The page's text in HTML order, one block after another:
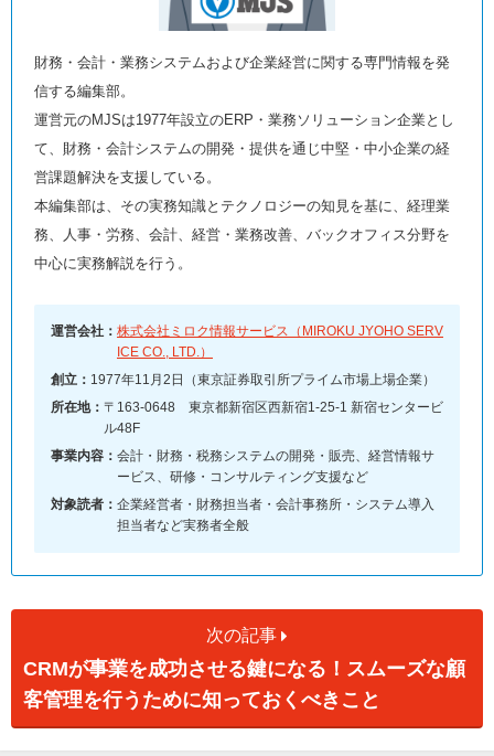
財務・会計・業務システムおよび企業経営に関する専門情報を発
信する編集部。
運営元のMJSは1977年設立のERP・業務ソリューション企業とし
て、財務・会計システムの開発・提供を通じ中堅・中小企業の経
営課題解決を支援している。
本編集部は、その実務知識とテクノロジーの知見を基に、経理業
務、人事・労務、会計、経営・業務改善、バックオフィス分野を
中心に実務解説を行う。
運営会社： 株式会社ミロク情報サービス（MIROKU JYOHO SERV
ICE CO., LTD.）
創立： 1977年11月2日（東京証券取引所プライム市場上場企業）
所在地： 〒163-0648 東京都新宿区西新宿1-25-1 新宿センタービ
ル48F
事業内容： 会計・財務・税務システムの開発・販売、経営情報サ
ービス、研修・コンサルティング支援など
対象読者： 企業経営者・財務担当者・会計事務所・システム導入
担当者など実務者全般
次の記事
CRMが事業を成功させる鍵になる！スムーズな顧
客管理を行うために知っておくべきこと